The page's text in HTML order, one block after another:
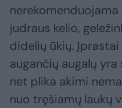
judraus kelio,
didelių ūkių.
augančių augalų
net plika akimi
nuo tręšiamų laukų